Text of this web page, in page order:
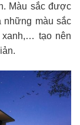
Màu sắc được
những màu sắc
xanh,… tạo nên